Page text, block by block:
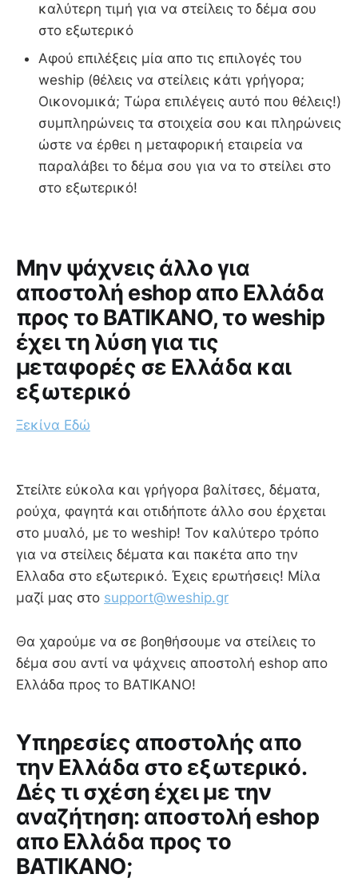
καλύτερη τιμή για να στείλεις το δέμα σου
στο εξωτερικό
Αφού επιλέξεις μία απο τις επιλογές του
weship (θέλεις να στείλεις κάτι γρήγορα;
Οικονομικά; Τώρα επιλέγεις αυτό που θέλεις!)
συμπληρώνεις τα στοιχεία σου και πληρώνεις
ώστε να έρθει η μεταφορική εταιρεία να
παραλάβει το δέμα σου για να το στείλει στο
στο εξωτερικό!
Μην ψάχνεις άλλο για
αποστολή eshop απο Ελλάδα
προς το ΒΑΤΙΚΑΝΟ, το weship
έχει τη λύση για τις
μεταφορές σε Ελλάδα και
εξωτερικό
Ξεκίνα Εδώ
Στείλτε εύκολα και γρήγορα βαλίτσες, δέματα,
ρούχα, φαγητά και οτιδήποτε άλλο σου έρχεται
στο μυαλό, με το weship! Τον καλύτερο τρόπο
για να στείλεις δέματα και πακέτα απο την
Ελλαδα στο εξωτερικό. Έχεις ερωτήσεις! Μίλα
μαζί μας στο support@weship.gr
Θα χαρούμε να σε βοηθήσουμε να στείλεις το
δέμα σου αντί να ψάχνεις αποστολή eshop απο
Ελλάδα προς το ΒΑΤΙΚΑΝΟ!
Υπηρεσίες αποστολής απο
την Ελλάδα στο εξωτερικό.
Δές τι σχέση έχει με την
αναζήτηση: αποστολή eshop
απο Ελλάδα προς το
ΒΑΤΙΚΑΝΟ;